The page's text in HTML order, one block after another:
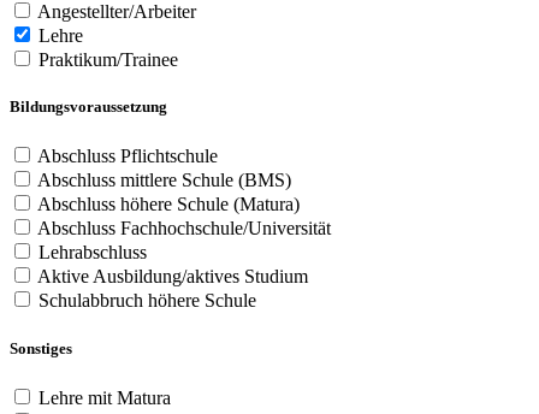
Angestellter/Arbeiter
Lehre
Praktikum/Trainee
Bildungsvoraussetzung
Abschluss Pflichtschule
Abschluss mittlere Schule (BMS)
Abschluss höhere Schule (Matura)
Abschluss Fachhochschule/Universität
Lehrabschluss
Aktive Ausbildung/aktives Studium
Schulabbruch höhere Schule
Sonstiges
Lehre mit Matura